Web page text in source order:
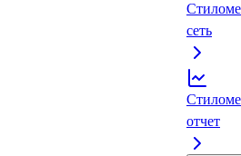
сеть
отчет